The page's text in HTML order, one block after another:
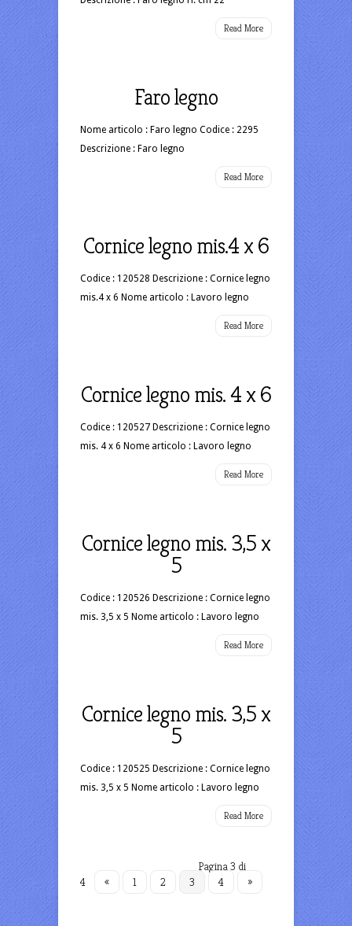
Read More
Faro legno
Nome articolo : Faro legno Codice : 2295
Descrizione : Faro legno
Read More
Cornice legno mis.4 x 6
Codice : 120528 Descrizione : Cornice legno
mis.4 x 6 Nome articolo : Lavoro legno
Read More
Cornice legno mis. 4 x 6
Codice : 120527 Descrizione : Cornice legno
mis. 4 x 6 Nome articolo : Lavoro legno
Read More
Cornice legno mis. 3,5 x
5
Codice : 120526 Descrizione : Cornice legno
mis. 3,5 x 5 Nome articolo : Lavoro legno
Read More
Cornice legno mis. 3,5 x
5
Codice : 120525 Descrizione : Cornice legno
mis. 3,5 x 5 Nome articolo : Lavoro legno
Read More
Pagina 3 di
4
« 1 2 3 4 »